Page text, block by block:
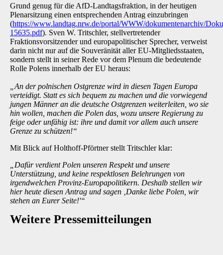
Grund genug für die AfD-Landtagsfraktion, in der heutigen
Plenarsitzung einen entsprechenden Antrag einzubringen
(https://www.landtag.nrw.de/portal/WWW/dokumentenarchiv/
15635.pdf). Sven W. Tritschler, stellvertretender
Fraktionsvorsitzender und europapolitischer Sprecher, verweist
darin nicht nur auf die Souveränität aller EU-Mitgliedsstaaten,
sondern stellt in seiner Rede vor dem Plenum die bedeutende
Rolle Polens innerhalb der EU heraus:
„An der polnischen Ostgrenze wird in diesen Tagen Europa
verteidigt. Statt es sich bequem zu machen und die vorwiegend
jungen Männer an die deutsche Ostgrenzen weiterleiten, wo sie
hin wollen, machen die Polen das, wozu unsere Regierung zu
feige oder unfähig ist: ihre und damit vor allem auch unsere
Grenze zu schützen!“
Mit Blick auf Holthoff-Pförtner stellt Tritschler klar:
„Dafür verdient Polen unseren Respekt und unsere
Unterstützung, und keine respektlosen Belehrungen von
irgendwelchen Provinz-Europapolitikern. Deshalb stellen wir
hier heute diesen Antrag und sagen ‚Danke liebe Polen, wir
stehen an Eurer Seite!'“
Weitere Presse­mitteilungen